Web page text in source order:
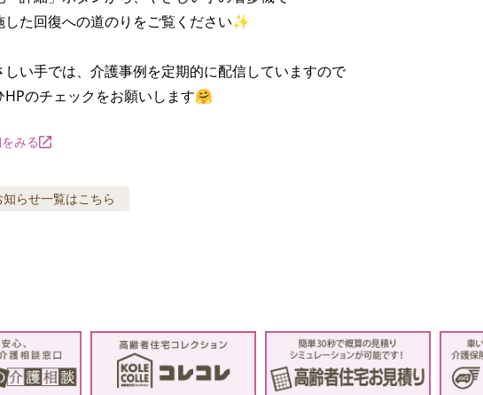
した回復への道のりをご覧ください✨
しい手では、介護事例を定期的に配信していますので
HPのチェックをお願いします🤗
みる
知らせ一覧はこちら